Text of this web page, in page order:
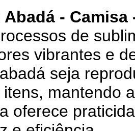
Abadá - Camisa
de
vibrantes e
seja
itens, mantendo
oferece